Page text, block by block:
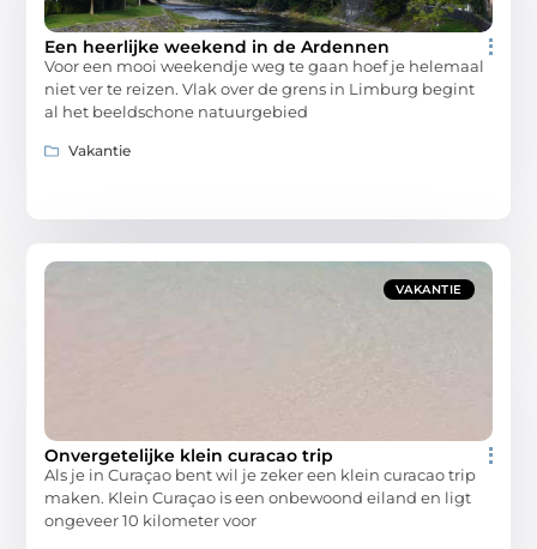
Een heerlijke weekend in de Ardennen
Voor een mooi weekendje weg te gaan hoef je helemaal
niet ver te reizen. Vlak over de grens in Limburg begint
al het beeldschone natuurgebied
Vakantie
VAKANTIE
Onvergetelijke klein curacao trip
Als je in Curaçao bent wil je zeker een klein curacao trip
maken. Klein Curaçao is een onbewoond eiland en ligt
ongeveer 10 kilometer voor